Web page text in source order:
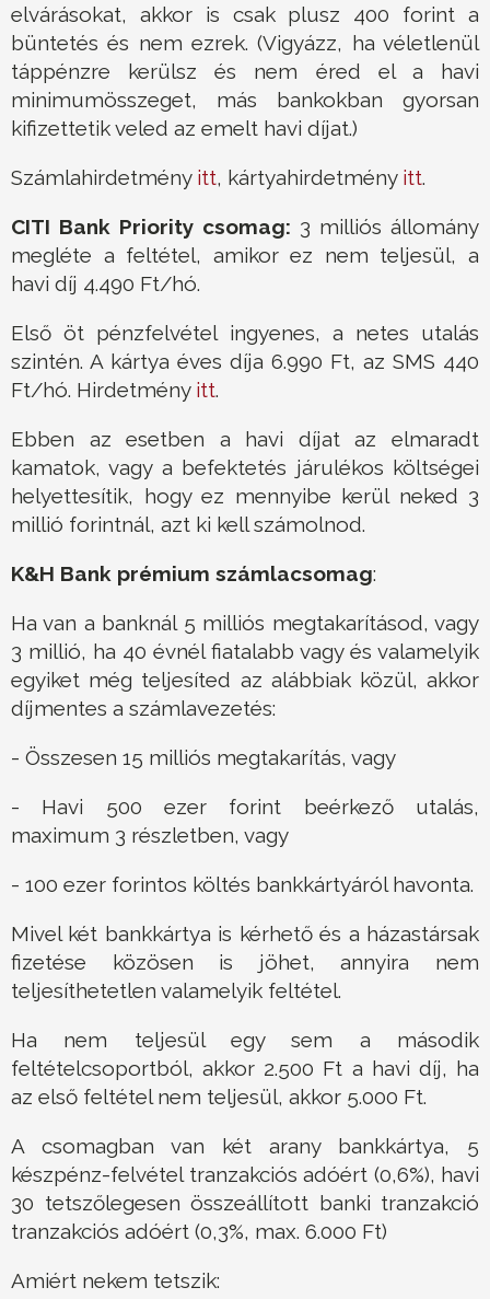
elvárásokat, akkor is csak plusz 400 forint a
büntetés és nem ezrek. (Vigyázz, ha véletlenül
táppénzre kerülsz és nem éred el a havi
minimumösszeget, más bankokban gyorsan
kifizettetik veled az emelt havi díjat.)
Számlahirdetmény itt, kártyahirdetmény itt.
CITI Bank Priority csomag: 3 milliós állomány
megléte a feltétel, amikor ez nem teljesül, a
havi díj 4.490 Ft/hó.
Első öt pénzfelvétel ingyenes, a netes utalás
szintén. A kártya éves díja 6.990 Ft, az SMS 440
Ft/hó. Hirdetmény itt.
Ebben az esetben a havi díjat az elmaradt
kamatok, vagy a befektetés járulékos költségei
helyettesítik, hogy ez mennyibe kerül neked 3
millió forintnál, azt ki kell számolnod.
K&H Bank prémium számlacsomag:
Ha van a banknál 5 milliós megtakarításod, vagy
3 millió, ha 40 évnél fiatalabb vagy és valamelyik
egyiket még teljesíted az alábbiak közül, akkor
díjmentes a számlavezetés:
- Összesen 15 milliós megtakarítás, vagy
- Havi 500 ezer forint beérkező utalás,
maximum 3 részletben, vagy
- 100 ezer forintos költés bankkártyáról havonta.
Mivel két bankkártya is kérhető és a házastársak
fizetése közösen is jöhet, annyira nem
teljesíthetetlen valamelyik feltétel.
Ha nem teljesül egy sem a második
feltételcsoportból, akkor 2.500 Ft a havi díj, ha
az első feltétel nem teljesül, akkor 5.000 Ft.
A csomagban van két arany bankkártya, 5
készpénz-felvétel tranzakciós adóért (0,6%), havi
30 tetszőlegesen összeállított banki tranzakció
tranzakciós adóért (0,3%, max. 6.000 Ft)
Amiért nekem tetszik: